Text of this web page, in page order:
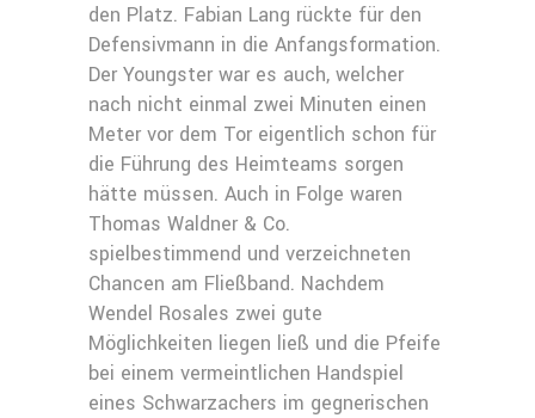
den Platz. Fabian Lang rückte für den
Defensivmann in die Anfangsformation.
Der Youngster war es auch, welcher
nach nicht einmal zwei Minuten einen
Meter vor dem Tor eigentlich schon für
die Führung des Heimteams sorgen
hätte müssen. Auch in Folge waren
Thomas Waldner & Co.
spielbestimmend und verzeichneten
Chancen am Fließband. Nachdem
Wendel Rosales zwei gute
Möglichkeiten liegen ließ und die Pfeife
bei einem vermeintlichen Handspiel
eines Schwarzachers im gegnerischen